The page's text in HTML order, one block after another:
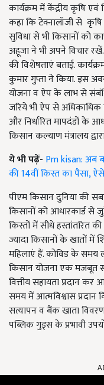
कार्यक्रम में केंद्रीय कृषि
कहा कि टेक्नालॉजी से कृषि
सुविधा से भी किसानों को
अहूजा ने भी अपने विचार
की विशेषताएं बताईं.
कुमार गुप्ता ने किया. इस
योजना व ऐप के लाभ से
जरिये भी ऐप से अधिकाधिक
और निर्धारित मापदंडों के
किसान कल्याण मंत्रालय
ये भी पढ़ें- Pm kisan: अब
की 14वीं किस्त का पैसा,
पीएम किसान दुनिया की
किसानों को आधारकार्ड से
किस्तों में सीधे हस्तांतरित
ज्यादा किसानों के खातों में
महिलाएं हैं. कोविड के समय
किसान योजना एक मजबूत
वित्तीय सहायता प्रदान
समय में आत्मविश्वास प्रदान
सत्यापन व बैंक खाता
पब्लिक गुड्स के प्रभावी